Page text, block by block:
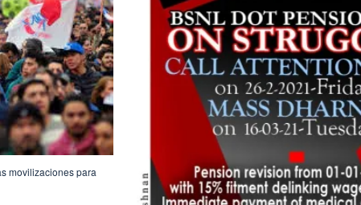
movilizaciones para